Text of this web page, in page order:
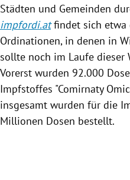
Städten und Gemeinden
impfordi.at findet sich etwa
Ordinationen, in denen in
sollte noch im Laufe dieser
Vorerst wurden 92.000
Impfstoffes "Comirnaty
insgesamt wurden für die
Millionen Dosen bestellt.